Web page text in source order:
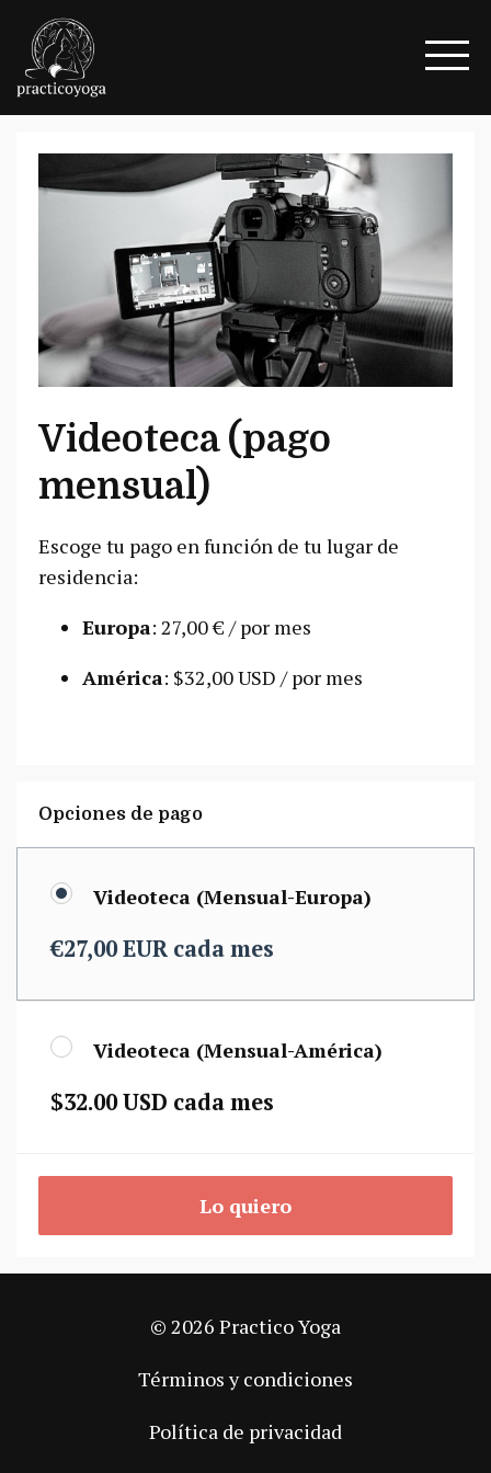
Videoteca (pago
mensual)
Escoge tu pago en función de tu lugar de
residencia:
Europa: 27,00 € / por mes
América: $32,00 USD / por mes
Opciones de pago
Videoteca (Mensual-Europa)
€27,00 EUR cada mes
Videoteca (Mensual-América)
$32.00 USD cada mes
Lo quiero
© 2026 Practico Yoga
Términos y condiciones
Política de privacidad